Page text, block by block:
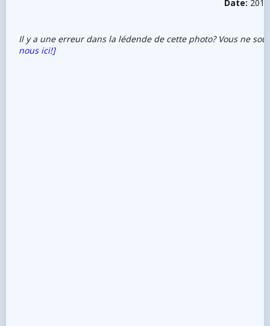
Date:
Il y a une erreur dans la lédende de cette photo? Vous ne
nous ici!]